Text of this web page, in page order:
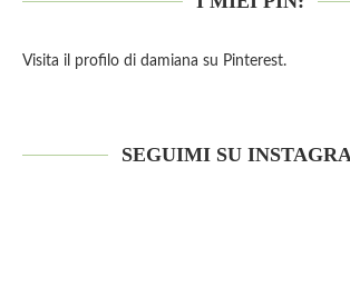
Visita il profilo di damiana su Pinterest.
SEGUIMI SU